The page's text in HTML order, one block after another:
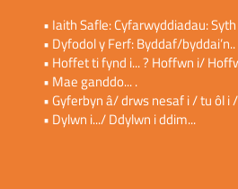
• Iaith Safle: Cyfarwyddiadau:
• Dyfodol y Ferf: Byddaf/byddai’n..
• Hoffet ti fynd i... ? Hoffwn i/
• Mae ganddo... .
• Gyferbyn â/ drws nesaf i / tu ôl
• Dylwn i.../ Ddylwn i ddim...